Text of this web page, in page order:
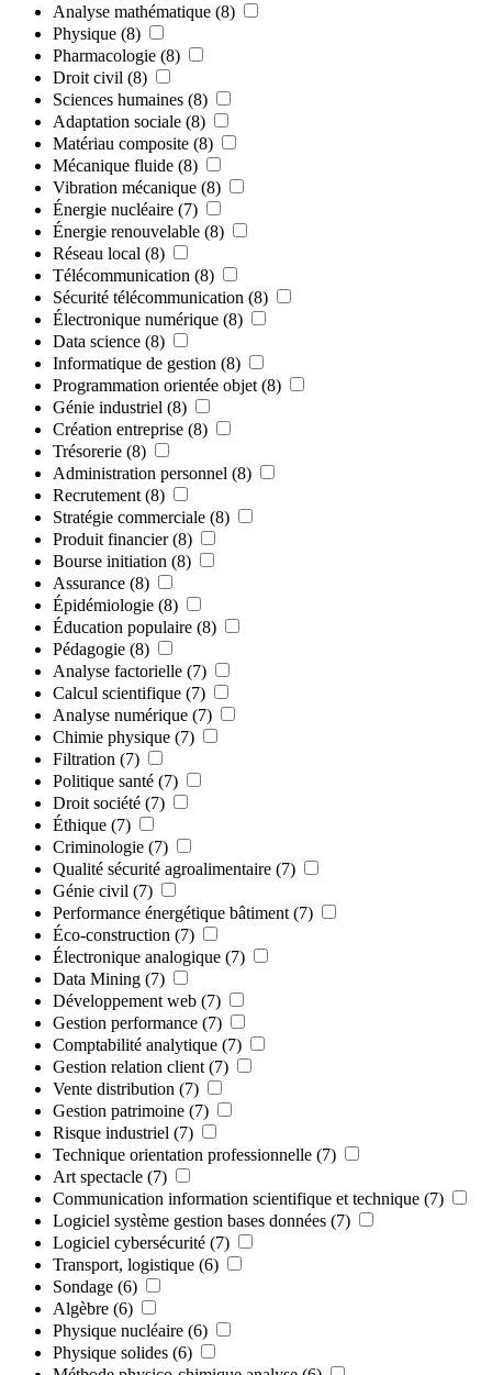
Analyse mathématique (8)
Physique (8)
Pharmacologie (8)
Droit civil (8)
Sciences humaines (8)
Adaptation sociale (8)
Matériau composite (8)
Mécanique fluide (8)
Vibration mécanique (8)
Énergie nucléaire (7)
Énergie renouvelable (8)
Réseau local (8)
Télécommunication (8)
Sécurité télécommunication (8)
Électronique numérique (8)
Data science (8)
Informatique de gestion (8)
Programmation orientée objet (8)
Génie industriel (8)
Création entreprise (8)
Trésorerie (8)
Administration personnel (8)
Recrutement (8)
Stratégie commerciale (8)
Produit financier (8)
Bourse initiation (8)
Assurance (8)
Épidémiologie (8)
Éducation populaire (8)
Pédagogie (8)
Analyse factorielle (7)
Calcul scientifique (7)
Analyse numérique (7)
Chimie physique (7)
Filtration (7)
Politique santé (7)
Droit société (7)
Éthique (7)
Criminologie (7)
Qualité sécurité agroalimentaire (7)
Génie civil (7)
Performance énergétique bâtiment (7)
Éco-construction (7)
Électronique analogique (7)
Data Mining (7)
Développement web (7)
Gestion performance (7)
Comptabilité analytique (7)
Gestion relation client (7)
Vente distribution (7)
Gestion patrimoine (7)
Risque industriel (7)
Technique orientation professionnelle (7)
Art spectacle (7)
Communication information scientifique et technique (7)
Logiciel système gestion bases données (7)
Logiciel cybersécurité (7)
Transport, logistique (6)
Sondage (6)
Algèbre (6)
Physique nucléaire (6)
Physique solides (6)